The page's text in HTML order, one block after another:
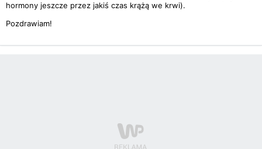
hormony jeszcze przez jakiś czas krążą we krwi).
Pozdrawiam!